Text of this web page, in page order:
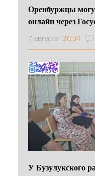
Оренбуржцы
онлайн через
7 августа 20:34
У Бузулукского